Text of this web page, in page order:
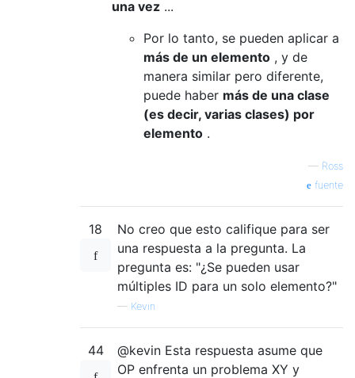
una vez ...
Por lo tanto, se pueden aplicar a
más de un elemento , y de
manera similar pero diferente,
puede haber más de una clase
(es decir, varias clases) por
elemento .
— Ross
fuente
18
No creo que esto califique para ser
una respuesta a la pregunta. La
pregunta es: "¿Se pueden usar
múltiples ID para un solo elemento?"
— Kevin
44
@kevin Esta respuesta asume que
OP enfrenta un problema XY y